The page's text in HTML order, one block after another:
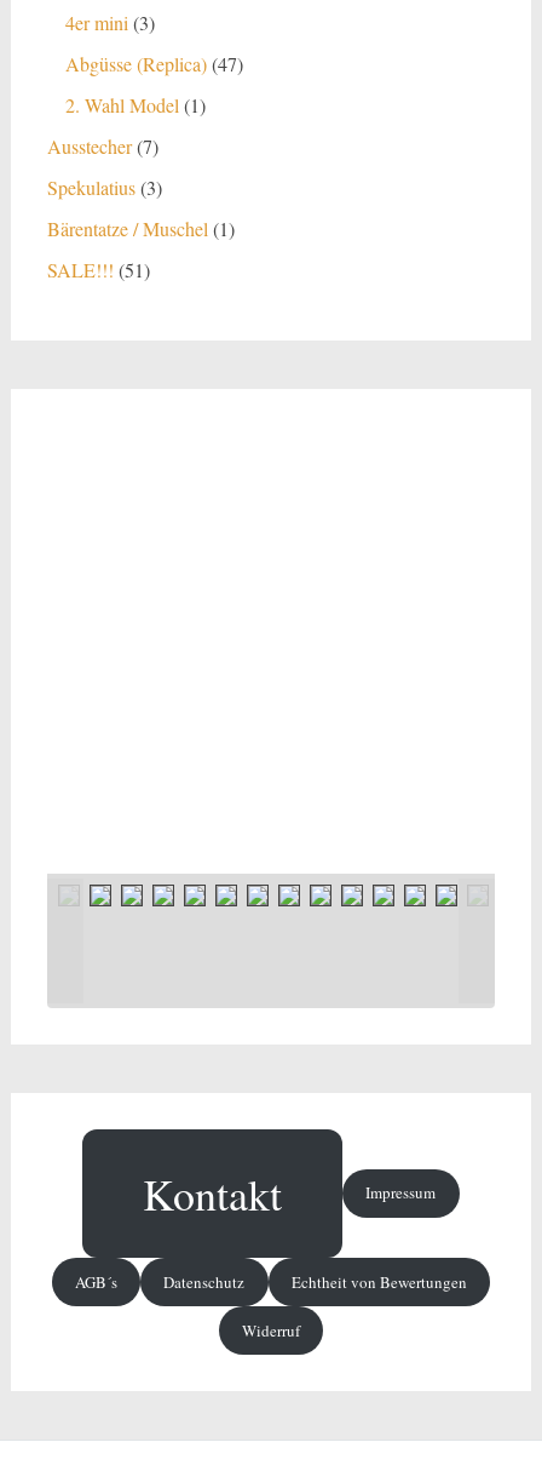
4er mini 33
Abgüsse (Replica) 4747
2. Wahl Model 11
Ausstecher 77
Spekulatius 33
Bärentatze / Muschel 11
SALE!!! 5151
Kontakt Impressum
AGB´s Datenschutz Echtheit von Bewertungen
Widerruf